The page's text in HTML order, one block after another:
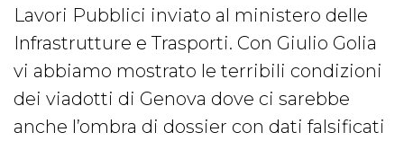
Lavori Pubblici inviato al ministero delle
Infrastrutture e Trasporti. Con Giulio Golia
vi abbiamo mostrato le terribili condizioni
dei viadotti di Genova dove ci sarebbe
anche l’ombra di dossier con dati falsificati